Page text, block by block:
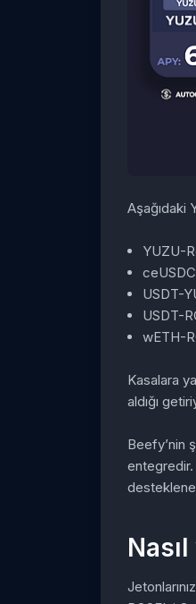
Aşağıdaki
YUZU-
USDT-
USDT-
wETH-
Kasalara
aldığı
Beefy’nin
entegredir.